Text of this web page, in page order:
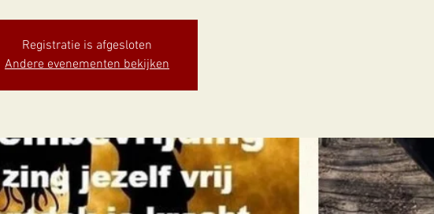
Registratie is afgesloten
Andere evenementen bekijken